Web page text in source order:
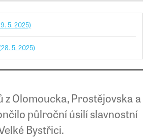
5. 2025)
5. 2025)
z Olomoucka, Prostějovska a
půlroční úsilí slavnostní
Bystřici.